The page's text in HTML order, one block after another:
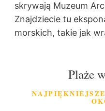
skrywają Muzeum
Znajdziecie tu
morskich, takie jak
Plaże